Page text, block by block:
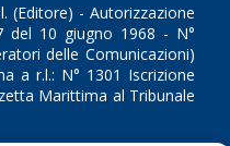
(Editore) - Autorizzazione
del 10 giugno 1968 - N°
delle Comunicazioni)
a r.l.: N° 1301 Iscrizione
Marittima al Tribunale